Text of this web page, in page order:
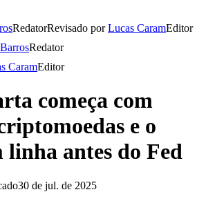
RedatorRevisado porLucas CaramEditor
Redator
CaramEditor
começa com
e o
linha antes do Fed
30 de jul. de 2025